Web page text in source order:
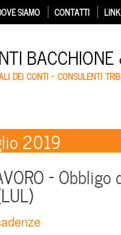
SIAMO CONTATTI LINK
DEI CONTI – CONSULENTI
2019
–